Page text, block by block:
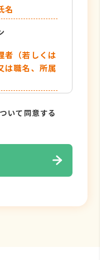
名
者（若しくは
は職名、所属
ため
いて同意する